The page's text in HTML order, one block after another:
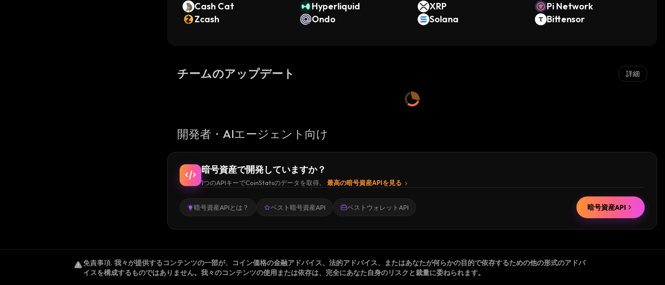
Cash Cat Hyperliquid XRP
Pi Network
Zcash
Ondo Solana Bittensor
チームのアップデート 詳細
開発者・AIエージェント向け
暗号資産で開発していますか？
1つのAPIキーでCoinStatsのデータを取得。 最高の暗号資産APIを見る
暗号資産APIとは？ ベスト暗号資産API ベストウォレットAPI 暗号資産API
免責事項. 我々が提供するコンテンツの一部が、コイン価格の金融アドバイス、法的アドバイス、またはあなたが何らかの目的で依存するための他の形式のアドバ
イスを構成するものではありません。我々のコンテンツの使用または依存は、完全にあなた自身のリスクと裁量に委ねられます。